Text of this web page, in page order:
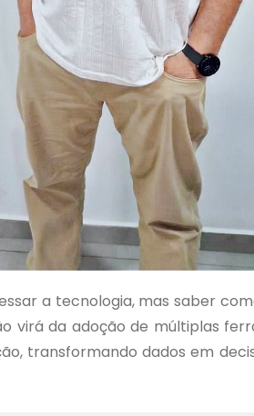
a tecnologia, mas saber
virá da adoção de múltiplas
transformando dados em